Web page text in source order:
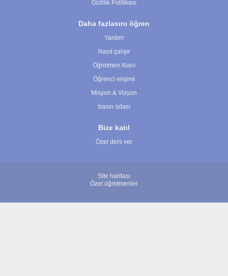
Gizlilik Politikası
Daha fazlasını öğren
Yardım
Nasıl çalışır
Öğretmen Alanı
Öğrenci erişimi
Misyon & Vizyon
basın odası
Bize katıl
Özel ders ver
Site haritası
Özel öğretmenler